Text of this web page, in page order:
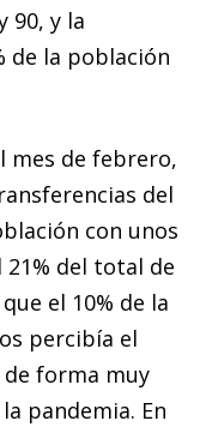
90, y la
de la población
mes de febrero,
del
con unos
del total de
el 10% de la
percibía el
forma muy
pandemia. En